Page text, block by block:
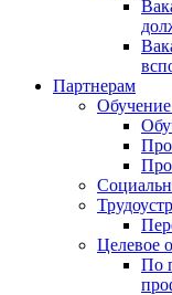
Партнерам
Обучение
Целевое
По